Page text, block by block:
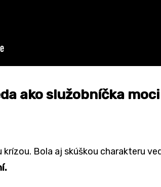
ako služobníčka moci
Bola aj skúškou charakteru